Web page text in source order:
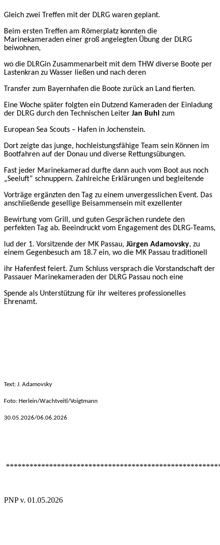
Gleich zwei Treffen mit der DLRG waren geplant.
Beim ersten Treffen am Römerplatz konnten die
Marinekameraden einer groß angelegten Übung der DLRG
beiwohnen,
wo die DLRGin Zusammenarbeit mit dem THW diverse Boote per
Lastenkran zu Wasser ließen und nach deren
Transfer zum Bayernhafen die Boote zurück an Land fierten.
Eine Woche später folgten ein Dutzend Kameraden der Einladung
der DLRG durch den Technischen Leiter Jan Buhl zum
European Sea Scouts – Hafen in Jochenstein.
Dort zeigte das junge, hochleistungsfähige Team sein Können im
Bootfahren auf der Donau und diverse Rettungsübungen.
Fast jeder Marinekamerad durfte dann auch vom Boot aus noch
„Seeluft“ schnuppern. Zahlreiche Erklärungen und begleitende
Vorträge ergänzten den Tag zu einem unvergesslichen Event. Das
anschließende gesellige Beisammensein mit exzellenter
Bewirtung vom Grill, und guten Gesprächen rundete den
perfekten Tag ab. Beeindruckt vom Engagement des DLRG-Teams,
lud der 1. Vorsitzende der MK Passau, Jürgen Adamovsky, zu
einem Gegenbesuch am 18.7 ein, wo die MK Passau traditionell
ihr Hafenfest feiert. Zum Schluss versprach die Vorstandschaft der
Passauer Marinekameraden der DLRG Passau noch eine
Spende als Unterstützung für ihr weiteres professionelles
Ehrenamt.
Text: J. Adamovsky
Foto: Herlein/Wachtveitl/Voigtmann
30.05.2026/06.06.2026
PNP v. 01.05.2026